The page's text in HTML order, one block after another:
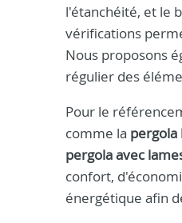
l'étanchéité, et le
vérifications
Nous proposons
régulier des
Pour le
comme la
pergola avec
confort,
énergétique afin